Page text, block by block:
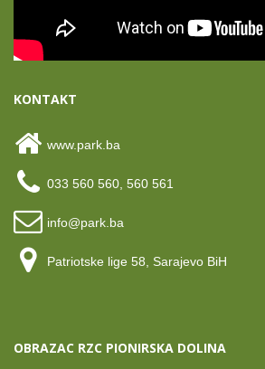
KONTAKT
www.park.ba
033 560 560, 560 561
info@park.ba
Patriotske lige 58, Sarajevo BiH
OBRAZAC RZC PIONIRSKA DOLINA